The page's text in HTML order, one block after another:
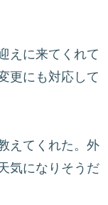
えに来てくれて
更にも対応して
えてくれた。外
気になりそうだ